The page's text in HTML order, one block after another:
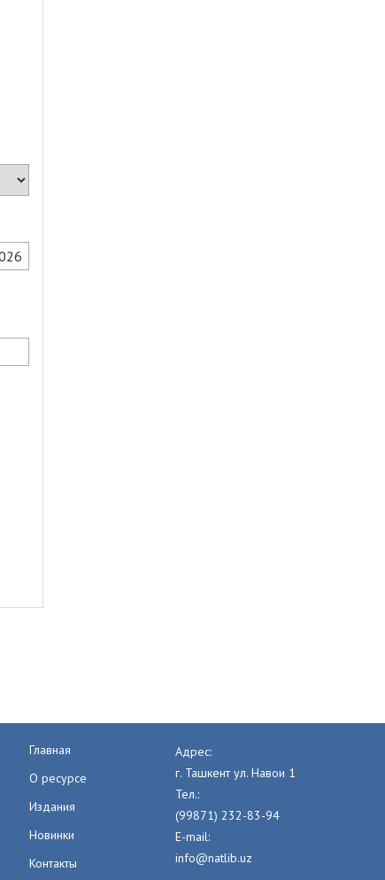
Главная
О ресурсе
Издания
Новинки
Контакты
Адрес:
г. Ташкент ул. Навои 1
Тел.:
(99871) 232-83-94
E-mail:
info@natlib.uz